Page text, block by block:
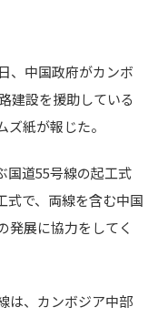
、中国政府がカンボ
建設を援助している
紙が報じた。
国道55号線の起工式
式で、両線を含む中国
発展に協力をしてく
は、カンボジア中部